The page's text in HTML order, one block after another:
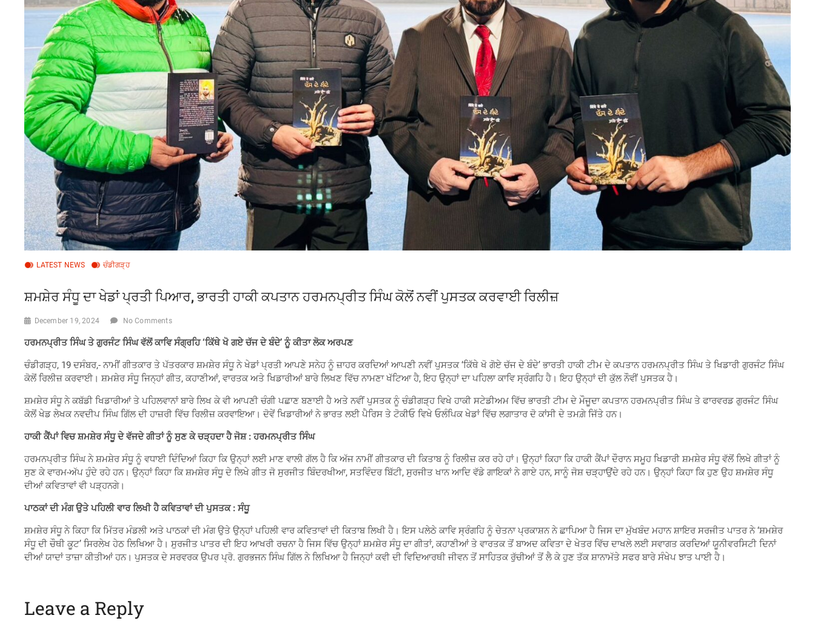
LATEST NEWS ਚੰਡੀਗੜ੍ਹ
ਸ਼ਮਸ਼ੇਰ ਸੰਧੂ ਦਾ ਖੇਡਾਂ ਪ੍ਰਤੀ ਪਿਆਰ, ਭਾਰਤੀ ਹਾਕੀ ਕਪਤਾਨ ਹਰਮਨਪ੍ਰੀਤ ਸਿੰਘ ਕੋਲੋਂ ਨਵੀਂ ਪੁਸਤਕ ਕਰਵਾਈ ਰਿਲੀਜ਼
December 19, 2024 No Comments
ਹਰਮਨਪ੍ਰੀਤ ਸਿੰਘ ਤੇ ਗੁਰਜੰਟ ਸਿੰਘ ਵੱਲੋਂ ਕਾਵਿ ਸੰਗ੍ਰਹਿ ‘ਕਿੱਥੇ ਖੋ ਗਏ ਚੱਜ ਦੇ ਬੰਦੇ’ ਨੂੰ ਕੀਤਾ ਲੋਕ ਅਰਪਣ
ਚੰਡੀਗੜ੍ਹ, 19 ਦਸੰਬਰ,- ਨਾਮੀਂ ਗੀਤਕਾਰ ਤੇ ਪੱਤਰਕਾਰ ਸ਼ਮਸ਼ੇਰ ਸੰਧੂ ਨੇ ਖੇਡਾਂ ਪ੍ਰਤੀ ਆਪਣੇ ਸਨੇਹ ਨੂੰ ਜ਼ਾਹਰ ਕਰਦਿਆਂ ਆਪਣੀ ਨਵੀਂ ਪੁਸਤਕ ‘ਕਿੱਥੇ ਖੋ ਗੋਏ ਚੱਜ ਦੇ ਬੰਦੇ’ ਭਾਰਤੀ ਹਾਕੀ ਟੀਮ ਦੇ ਕਪਤਾਨ ਹਰਮਨਪ੍ਰੀਤ ਸਿੰਘ ਤੇ ਖਿਡਾਰੀ ਗੁਰਜੰਟ ਸਿੰਘ
ਕੋਲੋਂ ਰਿਲੀਜ਼ ਕਰਵਾਈ। ਸ਼ਮਸ਼ੇਰ ਸੰਧੂ ਜਿਨ੍ਹਾਂ ਗੀਤ, ਕਹਾਣੀਆਂ, ਵਾਰਤਕ ਅਤੇ ਖਿਡਾਰੀਆਂ ਬਾਰੇ ਲਿਖਣ ਵਿੱਚ ਨਾਮਣਾ ਖੱਟਿਆ ਹੈ, ਇਹ ਉਨ੍ਹਾਂ ਦਾ ਪਹਿਲਾ ਕਾਵਿ ਸ੍ਰੰਗਹਿ ਹੈ। ਇਹ ਉਨ੍ਹਾਂ ਦੀ ਕੁੱਲ ਨੌਵੀਂ ਪੁਸਤਕ ਹੈ।
ਸ਼ਮਸ਼ੇਰ ਸੰਧੂ ਨੇ ਕਬੱਡੀ ਖਿਡਾਰੀਆਂ ਤੇ ਪਹਿਲਵਾਨਾਂ ਬਾਰੇ ਲਿਖ ਕੇ ਵੀ ਆਪਣੀ ਚੰਗੀ ਪਛਾਣ ਬਣਾਈ ਹੈ ਅਤੇ ਨਵੀਂ ਪੁਸਤਕ ਨੂੰ ਚੰਡੀਗੜ੍ਹ ਵਿਖੇ ਹਾਕੀ ਸਟੇਡੀਅਮ ਵਿੱਚ ਭਾਰਤੀ ਟੀਮ ਦੇ ਮੌਜੂਦਾ ਕਪਤਾਨ ਹਰਮਨਪ੍ਰੀਤ ਸਿੰਘ ਤੇ ਫਾਰਵਰਡ ਗੁਰਜੰਟ ਸਿੰਘ
ਕੋਲੋਂ ਖੇਡ ਲੇਖਕ ਨਵਦੀਪ ਸਿੰਘ ਗਿੱਲ ਦੀ ਹਾਜ਼ਰੀ ਵਿੱਚ ਰਿਲੀਜ਼ ਕਰਵਾਇਆ। ਦੋਵੇਂ ਖਿਡਾਰੀਆਂ ਨੇ ਭਾਰਤ ਲਈ ਪੈਰਿਸ ਤੇ ਟੋਕੀਓ ਵਿਖੇ ਓਲੰਪਿਕ ਖੇਡਾਂ ਵਿੱਚ ਲਗਾਤਾਰ ਦੋ ਕਾਂਸੀ ਦੇ ਤਮਗ਼ੇ ਜਿੱਤੇ ਹਨ।
ਹਾਕੀ ਕੈਂਪਾਂ ਵਿਚ ਸ਼ਮਸ਼ੇਰ ਸੰਧੂ ਦੇ ਵੱਜਦੇ ਗੀਤਾਂ ਨੂੰ ਸੁਣ ਕੇ ਚੜ੍ਹਦਾ ਹੈ ਜੋਸ਼ : ਹਰਮਨਪ੍ਰੀਤ ਸਿੰਘ
ਹਰਮਨਪ੍ਰੀਤ ਸਿੰਘ ਨੇ ਸ਼ਮਸ਼ੇਰ ਸੰਧੂ ਨੂੰ ਵਧਾਈ ਦਿੰਦਿਆਂ ਕਿਹਾ ਕਿ ਉਨ੍ਹਾਂ ਲਈ ਮਾਣ ਵਾਲੀ ਗੱਲ ਹੈ ਕਿ ਅੱਜ ਨਾਮੀਂ ਗੀਤਕਾਰ ਦੀ ਕਿਤਾਬ ਨੂੰ ਰਿਲੀਜ਼ ਕਰ ਰਹੇ ਹਾਂ। ਉਨ੍ਹਾਂ ਕਿਹਾ ਕਿ ਹਾਕੀ ਕੈਂਪਾਂ ਦੌਰਾਨ ਸਮੂਹ ਖਿਡਾਰੀ ਸ਼ਮਸ਼ੇਰ ਸੰਧੂ ਵੱਲੋਂ ਲਿਖੇ ਗੀਤਾਂ ਨੂੰ
ਸੁਣ ਕੇ ਵਾਰਮ-ਅੱਪ ਹੁੰਦੇ ਰਹੇ ਹਨ। ਉਨ੍ਹਾਂ ਕਿਹਾ ਕਿ ਸ਼ਮਸ਼ੇਰ ਸੰਧੂ ਦੇ ਲਿਖੇ ਗੀਤ ਜੋ ਸੁਰਜੀਤ ਬਿੰਦਰਖੀਆ, ਸਤਵਿੰਦਰ ਬਿੱਟੀ, ਸੁਰਜੀਤ ਖਾਨ ਆਦਿ ਵੱਡੇ ਗਾਇਕਾਂ ਨੇ ਗਾਏ ਹਨ, ਸਾਨੂੰ ਜੋਸ਼ ਚੜ੍ਹਾਉਂਦੇ ਰਹੇ ਹਨ। ਉਨ੍ਹਾਂ ਕਿਹਾ ਕਿ ਹੁਣ ਉਹ ਸ਼ਮਸ਼ੇਰ ਸੰਧੂ
ਦੀਆਂ ਕਵਿਤਾਵਾਂ ਵੀ ਪੜ੍ਹਨਗੇ।
ਪਾਠਕਾਂ ਦੀ ਮੰਗ ਉਤੇ ਪਹਿਲੀ ਵਾਰ ਲਿਖੀ ਹੈ ਕਵਿਤਾਵਾਂ ਦੀ ਪੁਸਤਕ : ਸੰਧੂ
ਸ਼ਮਸ਼ੇਰ ਸੰਧੂ ਨੇ ਕਿਹਾ ਕਿ ਮਿੱਤਰ ਮੰਡਲੀ ਅਤੇ ਪਾਠਕਾਂ ਦੀ ਮੰਗ ਉਤੇ ਉਨ੍ਹਾਂ ਪਹਿਲੀ ਵਾਰ ਕਵਿਤਾਵਾਂ ਦੀ ਕਿਤਾਬ ਲਿਖੀ ਹੈ। ਇਸ ਪਲੇਠੇ ਕਾਵਿ ਸ੍ਰੰਗਹਿ ਨੂੰ ਚੇਤਨਾ ਪ੍ਰਕਾਸ਼ਨ ਨੇ ਛਾਪਿਆ ਹੈ ਜਿਸ ਦਾ ਮੁੱਖਬੰਦ ਮਹਾਨ ਸ਼ਾਇਰ ਸਰਜੀਤ ਪਾਤਰ ਨੇ ‘ਸ਼ਮਸ਼ੇਰ
ਸੰਧੂ ਦੀ ਚੌਥੀ ਕੂਟ’ ਸਿਰਲੇਖ ਹੇਠ ਲਿਖਿਆ ਹੈ। ਸੁਰਜੀਤ ਪਾਤਰ ਦੀ ਇਹ ਆਖਰੀ ਰਚਨਾ ਹੈ ਜਿਸ ਵਿੱਚ ਉਨ੍ਹਾਂ ਸ਼ਮਸ਼ੇਰ ਸੰਧੂ ਦਾ ਗੀਤਾਂ, ਕਹਾਣੀਆਂ ਤੇ ਵਾਰਤਕ ਤੋਂ ਬਾਅਦ ਕਵਿਤਾ ਦੇ ਖੇਤਰ ਵਿੱਚ ਦਾਖਲੇ ਲਈ ਸਵਾਗਤ ਕਰਦਿਆਂ ਯੂਨੀਵਰਸਿਟੀ ਦਿਨਾਂ
ਦੀਆਂ ਯਾਦਾਂ ਤਾਜ਼ਾ ਕੀਤੀਆਂ ਹਨ। ਪੁਸਤਕ ਦੇ ਸਰਵਰਕ ਉਪਰ ਪ੍ਰੋ. ਗੁਰਭਜਨ ਸਿੰਘ ਗਿੱਲ ਨੇ ਲਿਖਿਆ ਹੈ ਜਿਨ੍ਹਾਂ ਕਵੀ ਦੀ ਵਿਦਿਆਰਥੀ ਜੀਵਨ ਤੋਂ ਸਾਹਿਤਕ ਰੁੱਚੀਆਂ ਤੋਂ ਲੈ ਕੇ ਹੁਣ ਤੱਕ ਸ਼ਾਨਾਮੱਤੇ ਸਫਰ ਬਾਰੇ ਸੰਖੇਪ ਝਾਤ ਪਾਈ ਹੈ।
Leave a Reply